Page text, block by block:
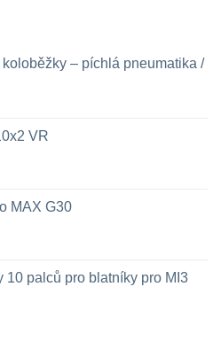
– píchlá pneumatika /
VR
MAX G30
10 palců pro blatníky pro MI3